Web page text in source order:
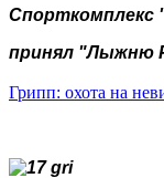
Спорткомплекс
принял "Лыжню
Грипп: охота на